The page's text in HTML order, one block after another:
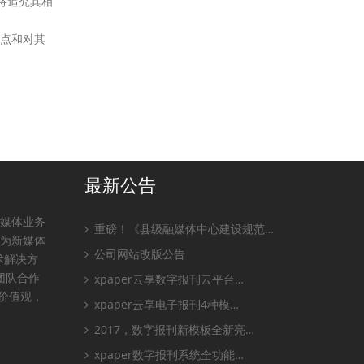
和对其
体业务
新媒体
解决方
队合作
值观，
最新公告
重磅！《县级融媒体中心建设规范…
公司网站改版公告
xpaper云享数字报刊云平台…
xpaper云享电子报刊4种模…
2017，数字报刊新模板全新亮…
xpaper数字报刊系统全功能…